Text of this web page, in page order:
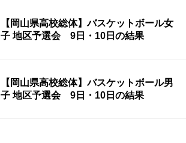
【岡山県高校総体】バスケットボール女
子 地区予選会 9日・10日の結果
【岡山県高校総体】バスケットボール男
子 地区予選会 9日・10日の結果